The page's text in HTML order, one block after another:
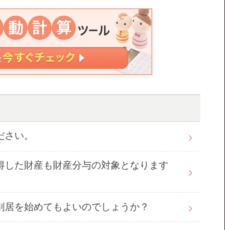
い。
た財産も財産分与の対象となります
を始めてもよいのでしょうか？